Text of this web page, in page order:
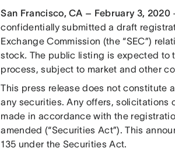
San Francisco, CA – February 3, 2020
confidentially submitted a draft
Exchange Commission (the “SEC”)
stock. The public listing is expected to
process, subject to market and other
This press release does not constitute
any securities. Any offers, solicitations
made in accordance with the
amended (“Securities Act”). This
135 under the Securities Act.